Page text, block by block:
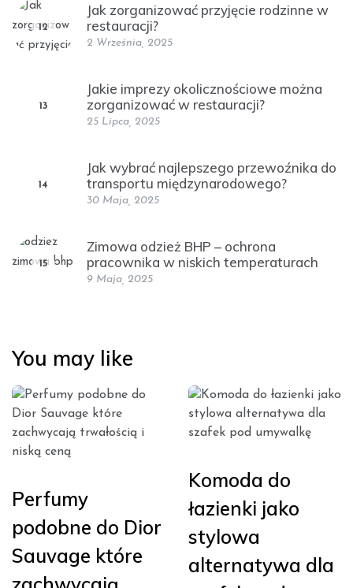
12
Jak zorganizować przyjęcie rodzinne w
restauracji?
2 Września, 2025
13
Jakie imprezy okolicznościowe można
zorganizować w restauracji?
25 Lipca, 2025
14
Jak wybrać najlepszego przewoźnika do
transportu międzynarodowego?
30 Maja, 2025
15
Zimowa odzież BHP – ochrona
pracownika w niskich temperaturach
9 Maja, 2025
You may like
Perfumy
podobne do Dior
Sauvage które
Komoda do
łazienki jako
stylowa
alternatywa dla